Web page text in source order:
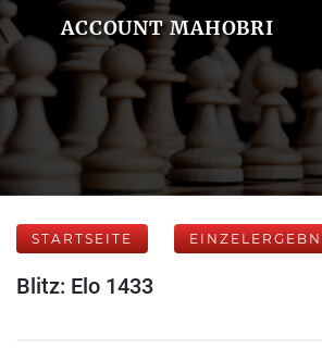
ACCOUNT MAHOBRI
STARTSEITE
Blitz: Elo 1433